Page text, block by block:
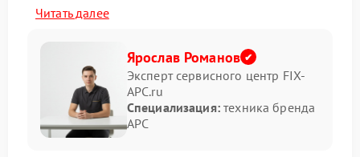
возникают трещины, вмятины, перекосы панелей
на работу внутренних компонентов.
Какие признаки указывают на
проблему
Читать далее
Ярослав Романов
Эксперт сервисного центр FIX-
APC.ru
Специализация:техника бренда
APC